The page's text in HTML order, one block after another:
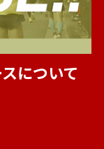
について